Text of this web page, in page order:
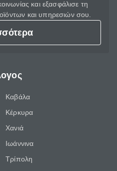
και εξασφάλισε τη
και υπηρεσιών σου.
Καβάλα
Κέρκυρα
Χανιά
Ιωάννινα
Τρίπολη